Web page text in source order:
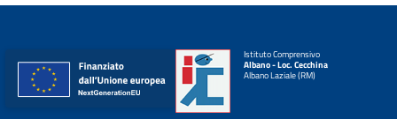
Istituto Comprensivo
Albano - Loc. Cecchina
Albano Laziale (RM)